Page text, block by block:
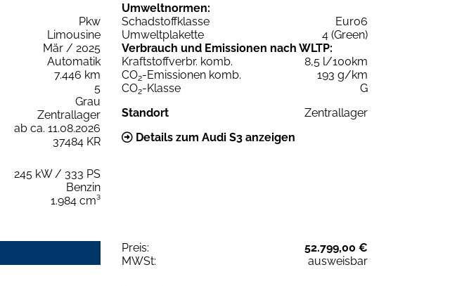
Pkw
Limousine
Mär / 2025
Automatik
7.446 km
5
Grau
Zentrallager
ab ca. 11.08.2026
37484 KR
245 kW / 333 PS
Benzin
1.984 cm³
Umweltnormen:
Schadstoffklasse
Euro6
Umweltplakette
4 (Green)
Verbrauch und Emissionen nach WLTP:
Kraftstoffverbr. komb.
8,5 l/100km
CO2-Emissionen komb.
193 g/km
CO2-Klasse
G
Standort
Zentrallager
Details zum Audi S3 anzeigen
Preis:
52.799,00 €
MWSt:
ausweisbar